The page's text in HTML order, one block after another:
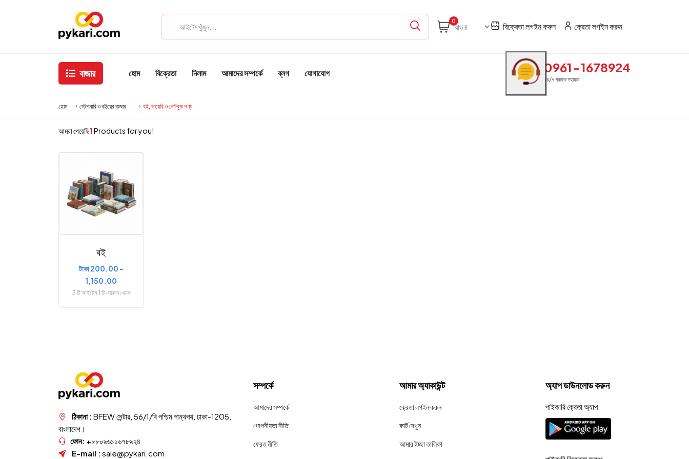
0
বিক্রেতা লগইন করুন ক্রেতা লগইন করুন
বাজার হোম বিক্রেতা নিলাম আমাদের সম্পর্কে ব্লগ যোগাযোগ 0961-1678924
২৪/৭ গ্রাহক সহায়তা
হোম স্টেশনারি ও বইয়ের বাজার বই, ডায়েরি ও নোটবুক পণ্য
আমরা পেয়েছি1Products for you!
বই
টাকা 200.00 -
1,150.00
3 টি আইটেম 1 টি দোকান থেকে
ঠিকানা : BFEW সেন্টার, 56/1/বি পশ্চিম পান্থপথ, ঢাকা-1205,
বাংলাদেশ।
ফোন: +৮৮০৯৬১১৬৭৮৯২৪
E-mail : sale@pykari.com
সম্পর্কে
আমাদের সম্পর্কে
গোপনীয়তা নীতি
ফেরত নীতি
আমার অ্যাকাউন্ট
ক্রেতা লগইন করুন
কার্ট দেখুন
আমার ইচ্ছা তালিকা
অ্যাপ ডাউনলোড করুন
পাইকারি ক্রেতা অ্যাপ